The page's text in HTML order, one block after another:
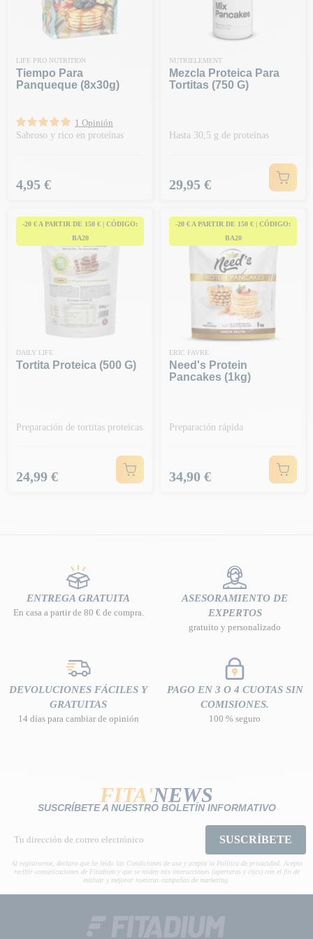
LIFE PRO NUTRITION
Tiempo Para
Panqueque (8x30g)
1 Opinión
Sabroso y rico en proteínas
Precio
4,95 €
NUTRIELEMENT
Mezcla Proteica Para
Tortitas (750 G)
Hasta 30,5 g de proteínas
Precio
29,95 €
-20 € A PARTIR DE 150 € | CÓDIGO:
BA20
DAILY LIFE
Tortita Proteica (500 G)
Preparación de tortitas proteicas
Precio
24,99 €
-20 € A PARTIR DE 150 € | CÓDIGO:
BA20
ERIC FAVRE
Need's Protein
Pancakes (1kg)
Preparación rápida
Precio
34,90 €
ENTREGA GRATUITA
En casa a partir de 80 € de compra.
ASESORAMIENTO DE
EXPERTOS
gratuito y personalizado
DEVOLUCIONES FÁCILES Y
GRATUITAS
14 días para cambiar de opinión
PAGO EN 3 O 4 CUOTAS SIN
COMISIONES.
100 % seguro
FITA'NEWS
SUSCRÍBETE A NUESTRO BOLETÍN INFORMATIVO
SUSCRÍBETE
Al registrarme, declaro que he leído las Condiciones de uso y acepto la Política de privacidad. Acepto
recibir comunicaciones de Fitadium y que se miden mis interacciones (aperturas y clics) con el fin de
evaluar y mejorar nuestras campañas de marketing.